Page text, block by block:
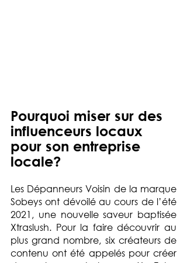
Pourquoi miser sur des
influenceurs locaux
pour son entreprise
locale?
Les Dépanneurs Voisin de la marque
Sobeys ont dévoilé au cours de l’été
2021, une nouvelle saveur baptisée
Xtraslush. Pour la faire découvrir au
plus grand nombre, six créateurs de
contenu ont été appelés pour créer